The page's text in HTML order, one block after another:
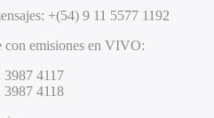
+(54) 9 11 5577 1192
con emisiones en VIVO:
3987 4117
3987 4118